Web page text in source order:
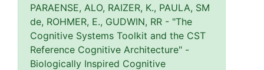
PARAENSE, ALO, RAIZER, K., PAULA, SM
de, ROHMER, E., GUDWIN, RR - "The
Cognitive Systems Toolkit and the CST
Reference Cognitive Architecture" -
Biologically Inspired Cognitive